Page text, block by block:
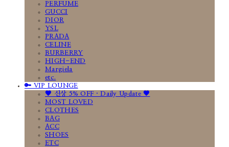
PERFUME
GUCCI
DIOR
YSL
PRADA
CELINE
BURBERRY
HIGH-END
Margiela
etc.
🔑 VIP LOUNGE
🤎 신상 5% OFF · Daily Update 🤎
MOST LOVED
CLOTHES
BAG
ACC
SHOES
ETC